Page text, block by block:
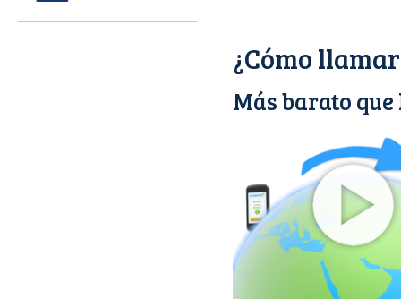
¿Cómo
Más barato